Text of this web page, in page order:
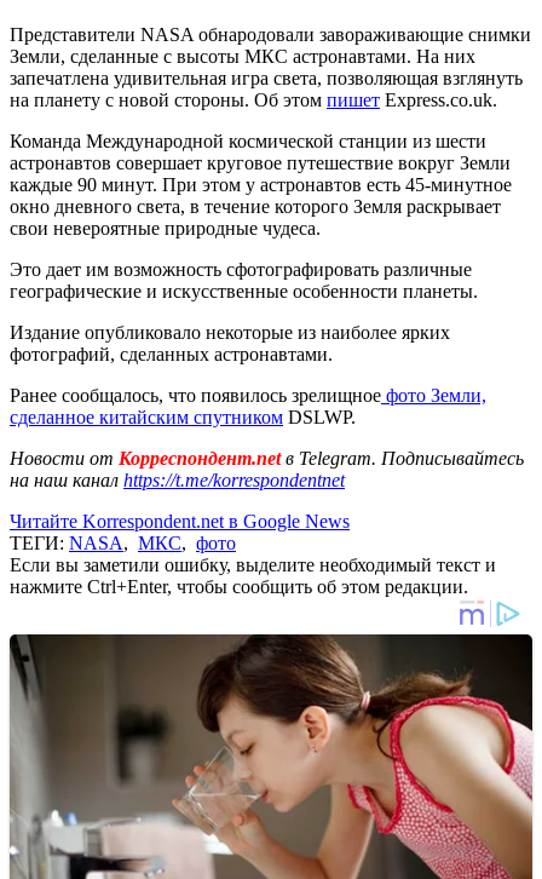
Представители NASA обнародовали завораживающие снимки
Земли, сделанные с высоты МКС астронавтами. На них
запечатлена удивительная игра света, позволяющая взглянуть
на планету с новой стороны. Об этом пишет Express.co.uk.
Команда Международной космической станции из шести
астронавтов совершает круговое путешествие вокруг Земли
каждые 90 минут. При этом у астронавтов есть 45-минутное
окно дневного света, в течение которого Земля раскрывает
свои невероятные природные чудеса.
Это дает им возможность сфотографировать различные
географические и искусственные особенности планеты.
Издание опубликовало некоторые из наиболее ярких
фотографий, сделанных астронавтами.
Ранее сообщалось, что появилось зрелищное фото Земли,
сделанное китайским спутником DSLWP.
Новости от Корреспондент.netв Telegram. Подписывайтесь
на наш канал https://t.me/korrespondentnet
Читайте Korrespondent.net в Google News
ТЕГИ: NASA, МКС, фото
Если вы заметили ошибку, выделите необходимый текст и
нажмите Ctrl+Enter, чтобы сообщить об этом редакции.